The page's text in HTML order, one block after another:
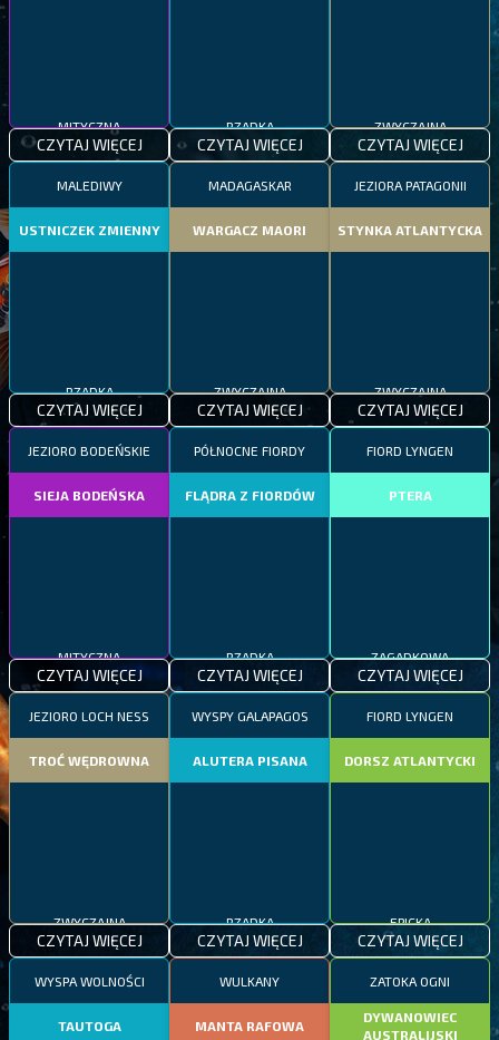
MITYCZNA
CZYTAJ WIĘCEJ
RZADKA
CZYTAJ WIĘCEJ
ZWYCZAJNA
CZYTAJ WIĘCEJ
MALEDIWY
USTNICZEK ZMIENNY
RZADKA
CZYTAJ WIĘCEJ
MADAGASKAR
WARGACZ MAORI
ZWYCZAJNA
CZYTAJ WIĘCEJ
JEZIORA PATAGONII
STYNKA ATLANTYCKA
ZWYCZAJNA
CZYTAJ WIĘCEJ
JEZIORO BODEŃSKIE
SIEJA BODEŃSKA
MITYCZNA
CZYTAJ WIĘCEJ
PÓŁNOCNE FIORDY
FLĄDRA Z FIORDÓW
RZADKA
CZYTAJ WIĘCEJ
FIORD LYNGEN
PTERA
ZAGADKOWA
CZYTAJ WIĘCEJ
JEZIORO LOCH NESS
TROĆ WĘDROWNA
ZWYCZAJNA
CZYTAJ WIĘCEJ
WYSPY GALAPAGOS
ALUTERA PISANA
RZADKA
CZYTAJ WIĘCEJ
FIORD LYNGEN
DORSZ ATLANTYCKI
EPICKA
CZYTAJ WIĘCEJ
WYSPA WOLNOŚCI
TAUTOGA
WULKANY
MANTA RAFOWA
ZATOKA OGNI
DYWANOWIEC
AUSTRALIJSKI